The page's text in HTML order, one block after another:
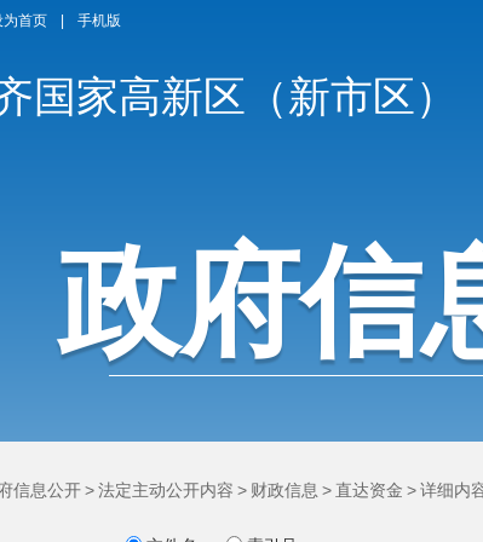
为首页 手机版
国家高新区（新市区）
政府信
信息公开>法定主动公开内容 > 财政信息 >直达资金 >详细内